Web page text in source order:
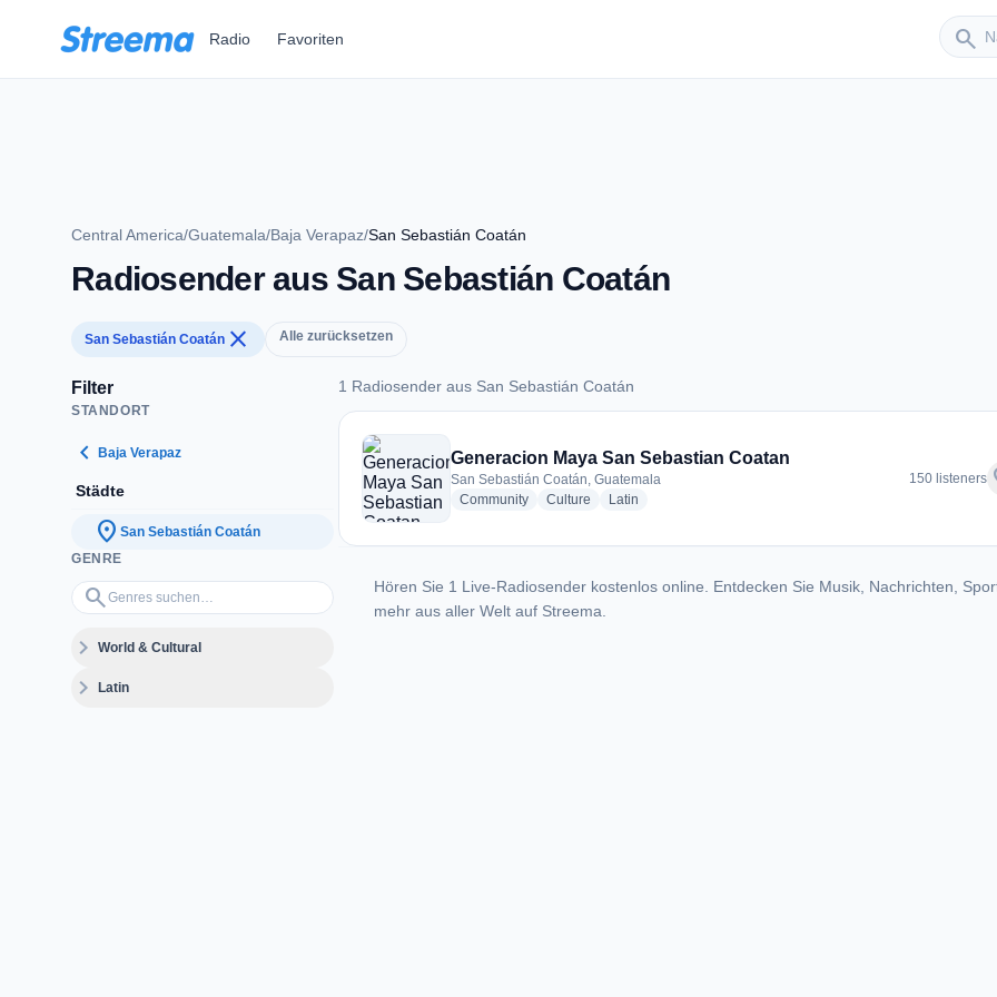
Radio Favoriten search
Sender
Central America/Guatemala/Baja Verapaz/San Sebastián Coatán
Radiosender aus San Sebastián Coatán
San Sebastián Coatán close Alle zurücksetzen
Filter
STANDORT
chevron_left Baja Verapaz
Städte
location_on San Sebastián Coatán
GENRE
search
Genres suchen…
expand_moreWorld & Cultural
expand_moreLatin
1 Radiosender aus San Sebastián Coatán
1 Radiosender aus San Sebastián Coatán
Generacion Maya San Sebastian Coatan
San Sebastián Coatán, Guatemala
Communityradio stations
Culture radio stations
Latin
150 listeners
Hören Sie 1 Live-Radiosender kostenlos online. Entdecken Sie Musik, Nachrichten,
mehr aus aller Welt auf Streema.